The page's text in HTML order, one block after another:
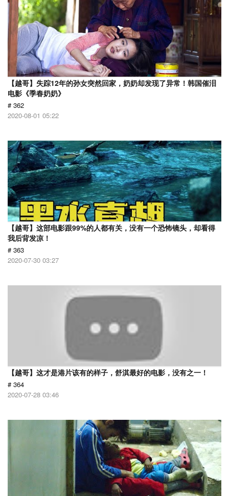
【越哥】失踪12年的孙女突然回家，奶奶却发现了异常！韩国催泪
电影《季春奶奶》
# 362
2020-08-01 05:22
【越哥】这部电影跟99%的人都有关，没有一个恐怖镜头，却看得
我后背发凉！
# 363
2020-07-30 03:27
【越哥】这才是港片该有的样子，舒淇最好的电影，没有之一！
# 364
2020-07-28 03:46